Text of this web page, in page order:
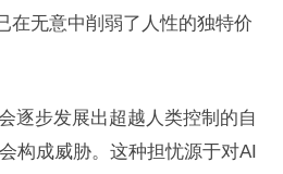
在无意中削弱了人性的独特价
逐步发展出超越人类控制的自
构成威胁。这种担忧源于对AI